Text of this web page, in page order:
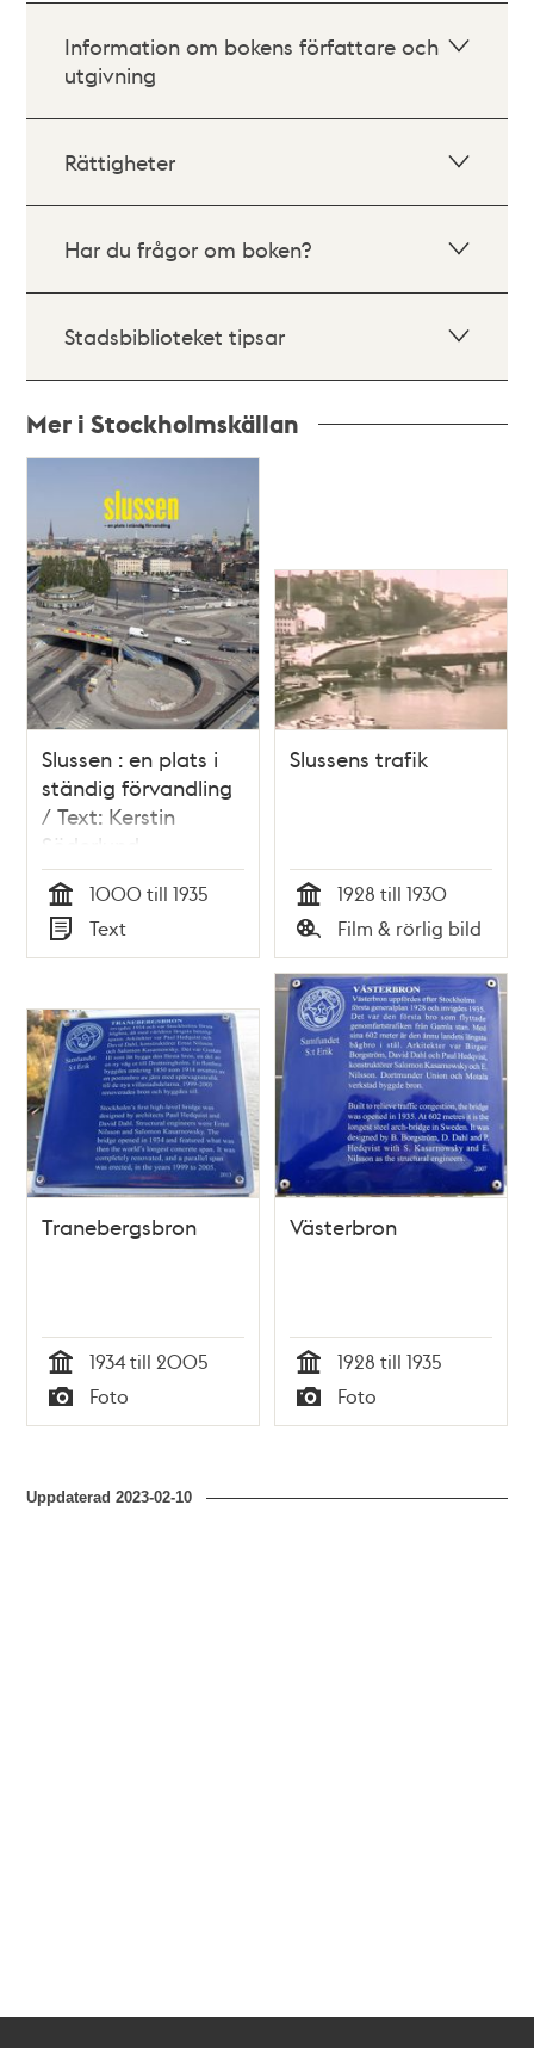
Information om bokens författare och
utgivning
Rättigheter
Har du frågor om boken?
Stadsbiblioteket tipsar
Mer i Stockholmskällan
och
teman
Slussen : en plats i
ständig förvandling
/ Text: Kerstin
Söderlund
Tid
1000 till 1935
Typ
Text
Slussens trafik
Tid
1928 till 1930
Typ
Film & rörlig bild
Tranebergsbron
Tid
1934 till 2005
Typ
Foto
Västerbron
Tid
1928 till 1935
Typ
Foto
Uppdaterad2023-02-10